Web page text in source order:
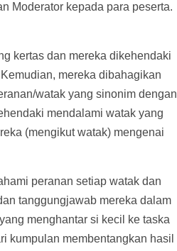
Moderator kepada para peserta.
kertas dan mereka dikehendaki
mereka dibahagikan
watak yang sinonim dengan
mendalami watak yang
(mengikut watak) mengenai
peranan setiap watak dan
tanggungjawab mereka dalam
menghantar si kecil ke taska
kumpulan membentangkan hasil